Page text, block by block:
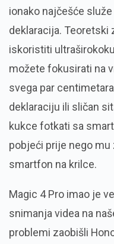
ionako najčešće
deklaracija. Teoretski
iskoristiti
možete fokusirati na
svega par
deklaraciju ili sličan
kukce fotkati sa
pobjeći prije nego
smartfon na krilce.
Magic 4 Pro imao je
snimanja videa na
problemi zaobišli